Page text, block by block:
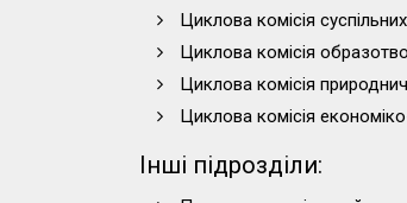
Циклова комісія
Циклова комісія
Циклова комісія
Циклова комісія
Інші підрозділи: